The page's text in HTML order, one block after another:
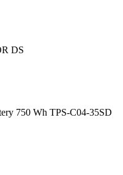
DS
750 Wh TPS-C04-35SD